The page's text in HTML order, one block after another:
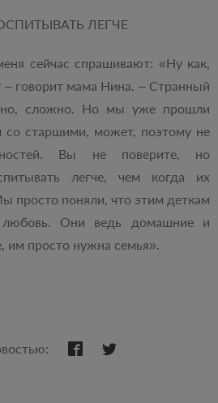
ЛЕГЧЕ
сейчас спрашивают: «Ну как,
– говорит мама Нина. – Странный
сложно. Но мы уже прошли
со старшими, может, поэтому не
Вы не поверите, но
легче, чем когда их
просто поняли, что этим деткам
Они ведь домашние и
им просто нужна семья».